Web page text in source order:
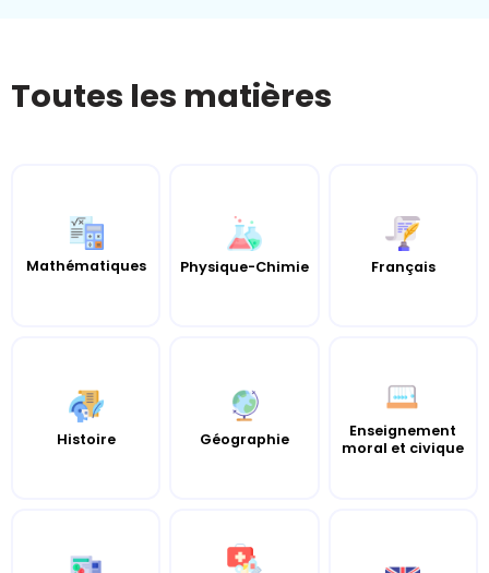
Toutes les matières
Mathématiques Physique-Chimie Français
Histoire Géographie
Enseignement
moral et civique